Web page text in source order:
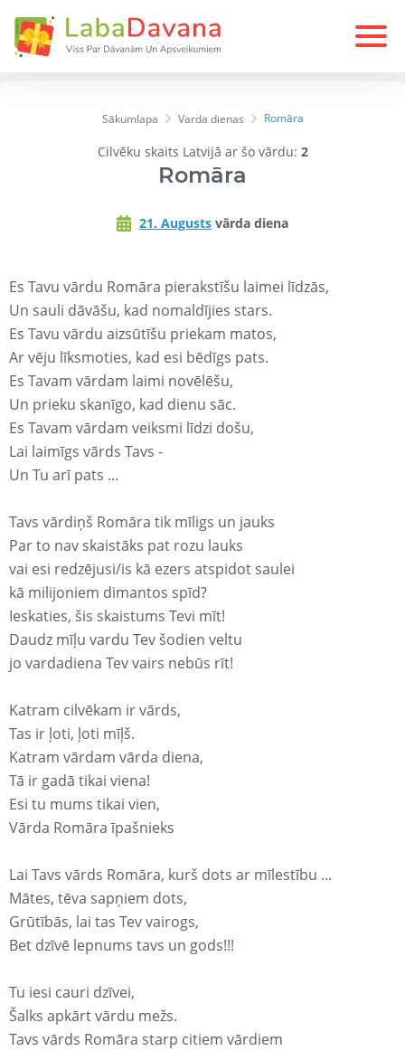
Sākumlapa Varda dienas Romāra
Cilvēku skaits Latvijā ar šo vārdu: 2
Romāra
21. Augusts vārda diena
Es Tavu vārdu Romāra pierakstīšu laimei līdzās,
Un sauli dāvāšu, kad nomaldījies stars.
Es Tavu vārdu aizsūtīšu priekam matos,
Ar vēju līksmoties, kad esi bēdīgs pats.
Es Tavam vārdam laimi novēlēšu,
Un prieku skanīgo, kad dienu sāc.
Es Tavam vārdam veiksmi līdzi došu,
Lai laimīgs vārds Tavs -
Un Tu arī pats ...
Tavs vārdiņš Romāra tik mīligs un jauks
Par to nav skaistāks pat rozu lauks
vai esi redzējusi/is kā ezers atspidot saulei
kā milijoniem dimantos spīd?
Ieskaties, šis skaistums Tevi mīt!
Daudz mīļu vardu Tev šodien veltu
jo vardadiena Tev vairs nebūs rīt!
Katram cilvēkam ir vārds,
Tas ir ļoti, ļoti mīļš.
Katram vārdam vārda diena,
Tā ir gadā tikai viena!
Esi tu mums tikai vien,
Vārda Romāra īpašnieks
Lai Tavs vārds Romāra, kurš dots ar mīlestību ...
Mātes, tēva sapņiem dots,
Grūtībās, lai tas Tev vairogs,
Bet dzīvē lepnums tavs un gods!!!
Tu iesi cauri dzīvei,
Šalks apkārt vārdu mežs.
Tavs vārds Romāra starp citiem vārdiem